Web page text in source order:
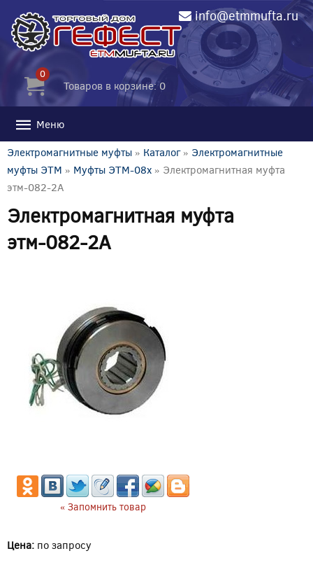
info@etmmufta.ru
0
Товаров в корзине: 0
Меню
Электромагнитные муфты » Каталог» Электромагнитные
муфты ЭТМ » Муфты ЭТМ-08x » Электромагнитная муфта
этм-082-2А
Электромагнитная муфта
этм-082-2А
« Запомнить товар
Цена: по запросу